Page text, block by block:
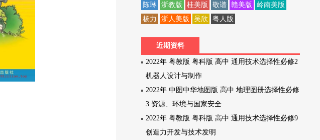
陈琳
浙教版 桂美版 敬谱 赣美版
岭南美版
杨力
浙人美版 吴欣 粤人版
近期资料
2022年 粤教版 粤科版 高中 通用技术选择性必修2
机器人设计与制作
2022年 中图中华地图版 高中 地理图册选择性必修
3 资源、环境与国家安全
2022年 粤教版 粤科版 高中 通用技术选择性必修9
创造力开发与技术发明